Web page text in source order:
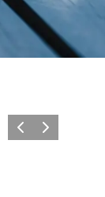
ZurückWeiter